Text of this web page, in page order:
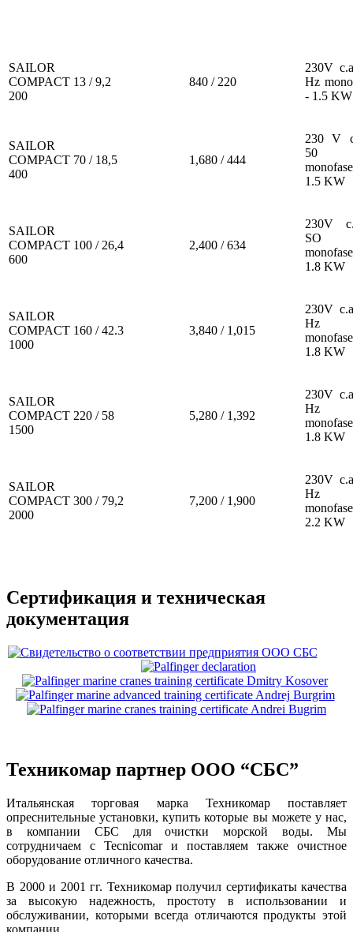
SAILOR
COMPACT
200
13 /9,2 840 / 220
230V
Hz
- 1.5 KW
SAILOR
COMPACT
400
70 / 18,5 1,680 /444
230 V
50
1.5 KW
SAILOR
COMPACT
600
100 / 26,4 2,400 /634
230V
SO
1.8 KW
SAILOR
COMPACT
1000
160 /42.3 3,840 / 1,015
230V
Hz
1.8 KW
SAILOR
COMPACT
1500
220 / 58 5,280 / 1,392
230V
Hz
1.8 KW
SAILOR
COMPACT
2000
300 / 79,2 7,200 / 1,900
230V
Hz
2.2 KW
Сертификация и техническая
документация
Техникомар партнер ООО “СБС”
Итальянская торговая марка Техникомар поставляет
опреснительные установки, купить которые вы можете у нас,
в компании СБС для очистки морской воды. Мы
сотрудничаем с Tecnicomar и поставляем также очистное
оборудование отличного качества.
В 2000 и 2001 гг. Техникомар получил сертификаты качества
за высокую надежность, простоту в использовании и
обслуживании, которыми всегда отличаются продукты этой
компании.